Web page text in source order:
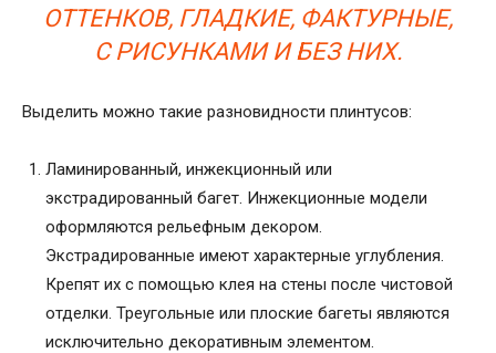
ОТТЕНКОВ, ГЛАДКИЕ, ФАКТУРНЫЕ,
С РИСУНКАМИ И БЕЗ НИХ.
Выделить можно такие разновидности плинтусов:
Ламинированный, инжекционный или
экстрадированный багет. Инжекционные модели
оформляются рельефным декором.
Экстрадированные имеют характерные углубления.
Крепят их с помощью клея на стены после чистовой
отделки. Треугольные или плоские багеты являются
исключительно декоративным элементом.